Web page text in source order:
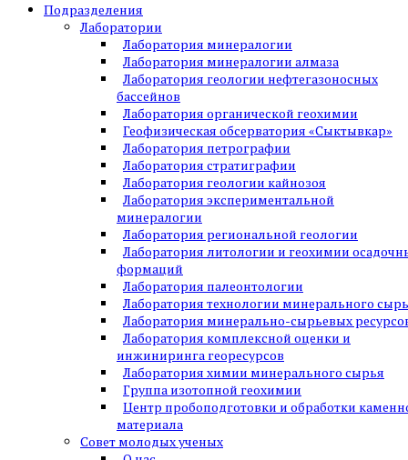
Подразделения
Лаборатории
Лаборатория минералогии
Лаборатория минералогии алмаза
Лаборатория геологии нефтегазоносных
бассейнов
Лаборатория органической геохимии
Геофизическая обсерватория «Сыктывкар»
Лаборатория петрографии
Лаборатория стратиграфии
Лаборатория геологии кайнозоя
Лаборатория экспериментальной
минералогии
Лаборатория региональной геологии
Лаборатория литологии и геохимии
формаций
Лаборатория палеонтологии
Лаборатория технологии минерального
Лаборатория минерально-сырьевых
Лаборатория комплексной оценки и
инжиниринга георесурсов
Лаборатория химии минерального сырья
Группа изотопной геохимии
Центр пробоподготовки и обработки
материала
Совет молодых ученых